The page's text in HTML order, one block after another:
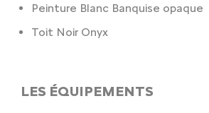
Peinture Blanc Banquise opaque
Toit Noir Onyx
LES ÉQUIPEMENTS